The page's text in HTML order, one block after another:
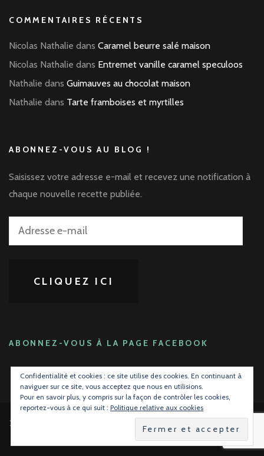
COMMENTAIRES RÉCENTS
Nicolas Nathalie dans Caramel beurre salé maison
Nicolas Nathalie dans Entremet vanille caramel speculoos
Nathalie dans Guimauves au chocolat maison
Nathalie dans Tarte framboises et myrtilles
ABONNEZ-VOUS AU BLOG !
Saisissez votre adresse e-mail et recevez une notification à
chaque nouvelle recette publiée.
Adresse
CLIQUEZ ICI
ABONNEZ-VOUS À LA PAGE FACEBOOK
2026 Copyright
WordPress
Confidentialité et cookies : ce site utilise des cookies. En continuant à
naviguer sur ce site, vous acceptez que nous en utilisions.
Pour en savoir plus, y compris sur la façon de contrôler les cookies,
reportez-vous à ce qui suit : Politique relative aux cookies